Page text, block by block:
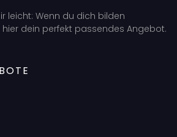
leicht: Wenn du dich bilden
dein perfekt passendes Angebot.